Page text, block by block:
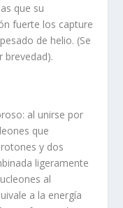
que su
fuerte los capture
de helio. (Se
brevedad).
al unirse por
que
y dos
ligeramente
al
a la energía